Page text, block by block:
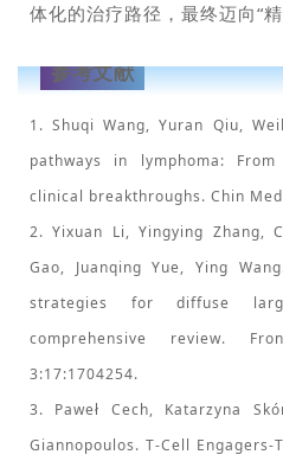
体化的治疗路径，最终迈向“
参考文献
1. Shuqi Wang, Yuran Qiu,
pathways in lymphoma:
clinical breakthroughs. Chin
2. Yixuan Li, Yingying Zhang,
Gao, Juanqing Yue, Ying
strategies for diffuse
comprehensive review.
3:17:1704254.
3. Paweł Cech, Katarzyna
Giannopoulos. T-Cell